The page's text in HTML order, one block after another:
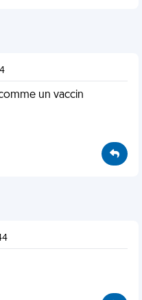
un vaccin